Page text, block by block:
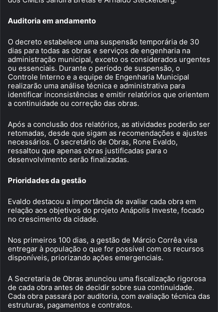
Auditoria em andamento
O decreto estabelece uma suspensão temporária de 30
dias para todas as obras e serviços de engenharia na
administração municipal, exceto os considerados urgentes
ou essenciais. Durante o período de suspensão, o
Controle Interno e a equipe de Engenharia Municipal
realizarão uma análise técnica e administrativa para
identificar inconsistências e emitir relatórios que orientem
a continuidade ou correção das obras.
Após a conclusão dos relatórios, as atividades poderão ser
retomadas, desde que sigam as recomendações e ajustes
necessários. O secretário de Obras, Rone Evaldo,
ressaltou que apenas obras justificadas para o
desenvolvimento serão finalizadas.
Prioridades da gestão
Evaldo destacou a importância de avaliar cada obra em
relação aos objetivos do projeto Anápolis Investe, focado
no crescimento da cidade.
Nos primeiros 100 dias, a gestão de Márcio Corrêa visa
entregar à população o que for possível com os recursos
disponíveis, priorizando ações emergenciais.
A Secretaria de Obras anunciou uma fiscalização rigorosa
de cada obra antes de decidir sobre sua continuidade.
Cada obra passará por auditoria, com avaliação técnica das
estruturas, pagamentos e contratos.